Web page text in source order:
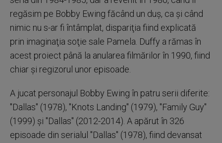
regăsim pe Bobby Ewing făcând un duş, ca şi când
nimic nu s-ar fi întâmplat, dispariţia fiind explicată
prin imaginaţia soţie sale Pamela. Duffy a rămas în
acest proiect până la anularea filmărilor în 1990, fiind
chiar şi regizorul unor episoade.
A jucat personajul Bobby Ewing în patru serii diferite:
"Dallas" (1978), "Knots Landing" (1979), "Family Guy"
(1999) şi "Dallas" (2012-2014). A apărut în 326
episoade din serialul "Dallas" (1978), fiind devansat